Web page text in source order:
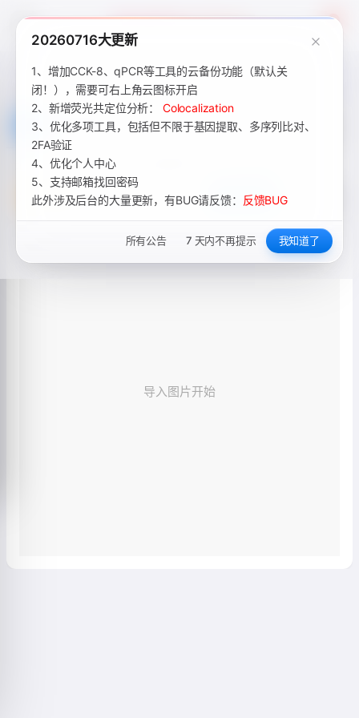
Academic Tools 4
20260716大更新
1、增加CCK-8、qPCR等工具的云备份功能（默认关
闭！），需要可右上角云图标开启
2、新增荧光共定位分析： Colocalization
3、优化多项工具，包括但不限于基因提取、多序列比对、
2FA验证
4、优化个人中心
5、支持邮箱找回密码
此外涉及后台的大量更新，有BUG请反馈： 反馈BUG
所有公告 7 天内不再提示 我知道了